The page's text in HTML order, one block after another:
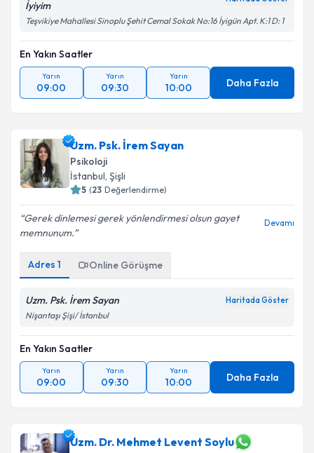
Kişisel verilerimin işlenmesine ilişkinAydınlatma
Metni'ni okudum ve kişisel verilerimin belirtilen
kapsamda işlenmesini kabul ediyorum.
Takvim Talebini Gönder
İyiyim
Teşvikiye Mahallesi Sinoplu Şehit Cemal Sokak No:16 İyigün Apt. K:1 D: 1
En Yakın Saatler
Yarın
09:00
Yarın
09:30
Yarın
10:00 Daha Fazla
Uzm. Psk. İrem Sayan
Psikoloji
İstanbul, Şişli
5 (23 Değerlendirme)
Gerek dinlemesi gerek yönlendirmesi olsun gayet
memnunum.
Devamı
Adres 1 Online Görüşme
Uzm. Psk. İrem Sayan Haritada Göster
Nişantaşı Şişi/ İstanbul
En Yakın Saatler
Yarın
09:00
Yarın
09:30
Yarın
10:00 Daha Fazla
Uzm. Dr. Mehmet Levent Soylu